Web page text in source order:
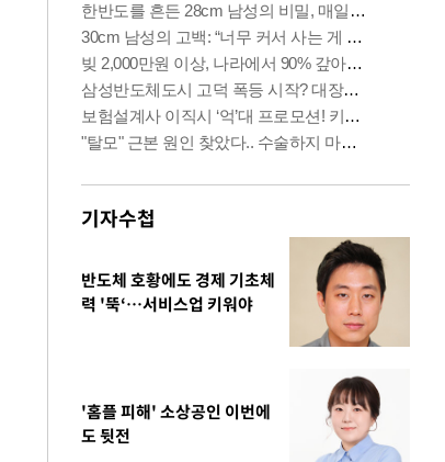
기자수첩
반도체 호황에도 경제 기초체
력 '뚝‘…서비스업 키워야
'홈플 피해' 소상공인 이번에
도 뒷전